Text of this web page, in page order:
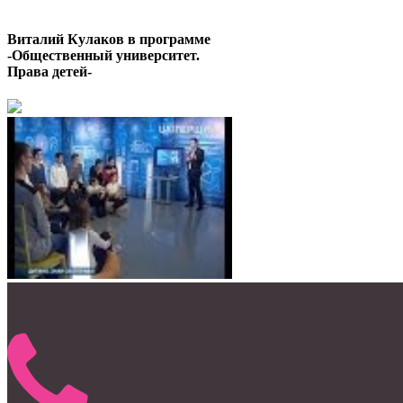
Виталий Кулаков в программе
-Общественный университет.
Права детей-